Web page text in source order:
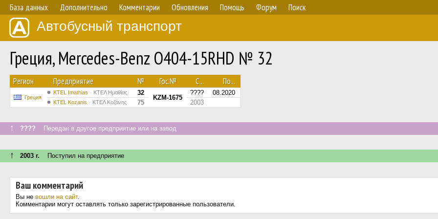
База данных Дополнительно Комментарии Обновления Помощь Форум Поиск
Автобусный транспорт
Греция, Mercedes-Benz O404-15RHD № 32
Регион Предприятие № Гос.№ С... По...
Греция
KTEL Imathias ΚΤΕΛ Ημαθίας 32
KZM-1675
???? 08.2020
ΚΤΕL Kozanis ΚΤΕΛ Κοζάνης 75 2003
↑ ???? Передан в другое предприятие или на завод
↑ 2003 г. Поступил на предприятие
Ваш комментарий
Вы не вошли на сайт.
Комментарии могут оставлять только зарегистрированные пользователи.